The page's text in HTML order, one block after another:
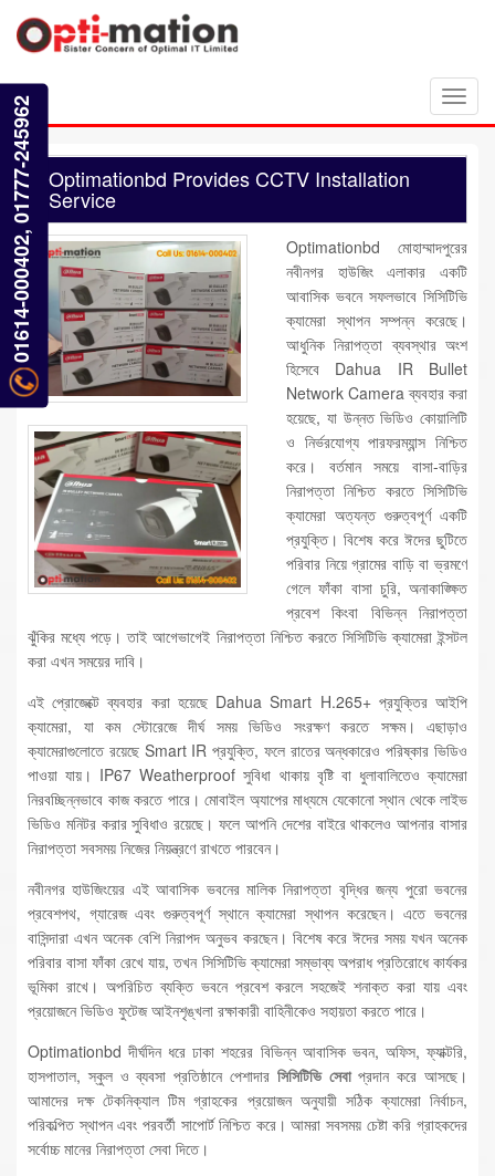
Optimationbd Provides CCTV Installation
Service
Optimationbd মোহাম্মাদপুরের
নবীনগর হাউজিং এলাকার একটি
আবাসিক ভবনে সফলভাবে সিসিটিভি
ক্যামেরা স্থাপন সম্পন্ন করেছে।
আধুনিক নিরাপত্তা ব্যবস্থার অংশ
হিসেবে Dahua IR Bullet
Network Camera ব্যবহার করা
হয়েছে, যা উন্নত ভিডিও কোয়ালিটি
ও নির্ভরযোগ্য পারফরম্যান্স নিশ্চিত
করে। বর্তমান সময়ে বাসা-বাড়ির
নিরাপত্তা নিশ্চিত করতে সিসিটিভি
ক্যামেরা অত্যন্ত গুরুত্বপূর্ণ একটি
প্রযুক্তি। বিশেষ করে ঈদের ছুটিতে
পরিবার নিয়ে গ্রামের বাড়ি বা ভ্রমণে
গেলে ফাঁকা বাসা চুরি, অনাকাঙ্ক্ষিত
প্রবেশ কিংবা বিভিন্ন নিরাপত্তা
ঝুঁকির মধ্যে পড়ে। তাই আগেভাগেই নিরাপত্তা নিশ্চিত করতে সিসিটিভি ক্যামেরা ইন্সটল
করা এখন সময়ের দাবি।
এই প্রোজেক্টে ব্যবহার করা হয়েছে Dahua Smart H.265+ প্রযুক্তির আইপি
ক্যামেরা, যা কম স্টোরেজে দীর্ঘ সময় ভিডিও সংরক্ষণ করতে সক্ষম। এছাড়াও
ক্যামেরাগুলোতে রয়েছে Smart IR প্রযুক্তি, ফলে রাতের অন্ধকারেও পরিষ্কার ভিডিও
পাওয়া যায়। IP67 Weatherproof সুবিধা থাকায় বৃষ্টি বা ধুলাবালিতেও ক্যামেরা
নিরবচ্ছিন্নভাবে কাজ করতে পারে। মোবাইল অ্যাপের মাধ্যমে যেকোনো স্থান থেকে লাইভ
ভিডিও মনিটর করার সুবিধাও রয়েছে। ফলে আপনি দেশের বাইরে থাকলেও আপনার বাসার
নিরাপত্তা সবসময় নিজের নিয়ন্ত্রণে রাখতে পারবেন।
নবীনগর হাউজিংয়ের এই আবাসিক ভবনের মালিক নিরাপত্তা বৃদ্ধির জন্য পুরো ভবনের
প্রবেশপথ, গ্যারেজ এবং গুরুত্বপূর্ণ স্থানে ক্যামেরা স্থাপন করেছেন। এতে ভবনের
বাসিন্দারা এখন অনেক বেশি নিরাপদ অনুভব করছেন। বিশেষ করে ঈদের সময় যখন অনেক
পরিবার বাসা ফাঁকা রেখে যায়, তখন সিসিটিভি ক্যামেরা সম্ভাব্য অপরাধ প্রতিরোধে কার্যকর
ভূমিকা রাখে। অপরিচিত ব্যক্তি ভবনে প্রবেশ করলে সহজেই শনাক্ত করা যায় এবং
প্রয়োজনে ভিডিও ফুটেজ আইনশৃঙ্খলা রক্ষাকারী বাহিনীকেও সহায়তা করতে পারে।
Optimationbd দীর্ঘদিন ধরে ঢাকা শহরের বিভিন্ন আবাসিক ভবন, অফিস, ফ্যাক্টরি,
হাসপাতাল, স্কুল ও ব্যবসা প্রতিষ্ঠানে পেশাদার সিসিটিভি সেবাপ্রদান করে আসছে।
আমাদের দক্ষ টেকনিক্যাল টিম গ্রাহকের প্রয়োজন অনুযায়ী সঠিক ক্যামেরা নির্বাচন,
পরিকল্পিত স্থাপন এবং পরবর্তী সাপোর্ট নিশ্চিত করে। আমরা সবসময় চেষ্টা করি গ্রাহকদের
সর্বোচ্চ মানের নিরাপত্তা সেবা দিতে।
01614-000402, 01777-245962